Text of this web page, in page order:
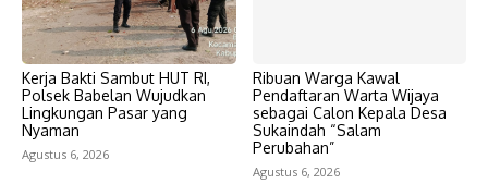
Kerja Bakti Sambut HUT RI,
Polsek Babelan Wujudkan
Lingkungan Pasar yang
Nyaman
Agustus 6, 2026
Ribuan Warga Kawal
Pendaftaran Warta Wijaya
sebagai Calon Kepala Desa
Sukaindah “Salam
Perubahan”
Agustus 6, 2026